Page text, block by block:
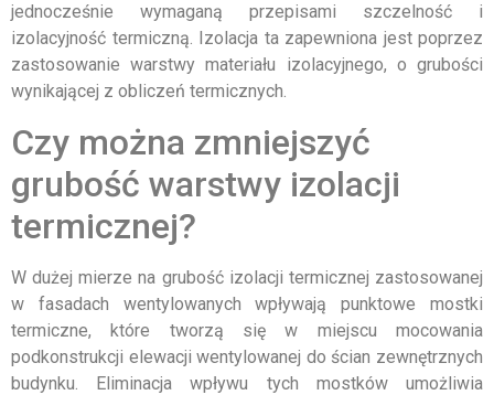
jednocześnie wymaganą przepisami szczelność i
izolacyjność termiczną. Izolacja ta zapewniona jest poprzez
zastosowanie warstwy materiału izolacyjnego, o grubości
wynikającej z obliczeń termicznych.
Czy można zmniejszyć
grubość warstwy izolacji
termicznej?
W dużej mierze na grubość izolacji termicznej zastosowanej
w fasadach wentylowanych wpływają punktowe mostki
termiczne, które tworzą się w miejscu mocowania
podkonstrukcji elewacji wentylowanej do ścian zewnętrznych
budynku. Eliminacja wpływu tych mostków umożliwia